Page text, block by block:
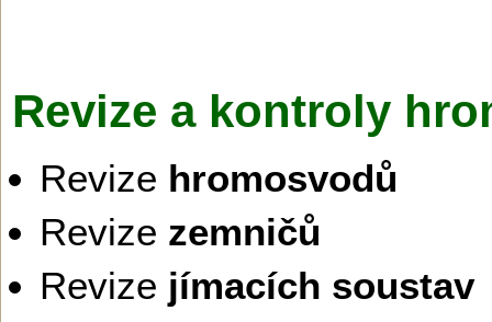
Revize a kontroly
Revize hromosvodů
Revize zemničů
Revize jímacích soustav